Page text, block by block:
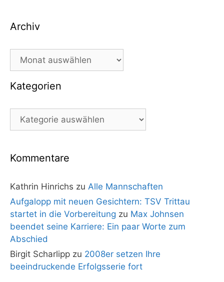
Archiv
Archiv
Kategorien
Kategorien
Kommentare
Kathrin Hinrichs zu Alle Mannschaften
Aufgalopp mit neuen Gesichtern: TSV Trittau
startet in die Vorbereitung zu Max Johnsen
beendet seine Karriere: Ein paar Worte zum
Abschied
Birgit Scharlipp zu 2008er setzen Ihre
beeindruckende Erfolgsserie fort